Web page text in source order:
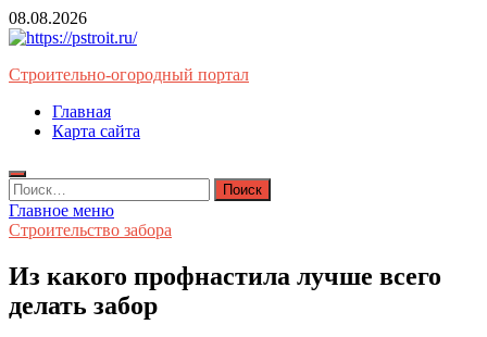
Перейти
к
08.08.2026
Строительно-огородный портал
Главная
Карта сайта
Найти:
Главное меню
Строительство забора
Из какого профнастила лучше всего
делать забор